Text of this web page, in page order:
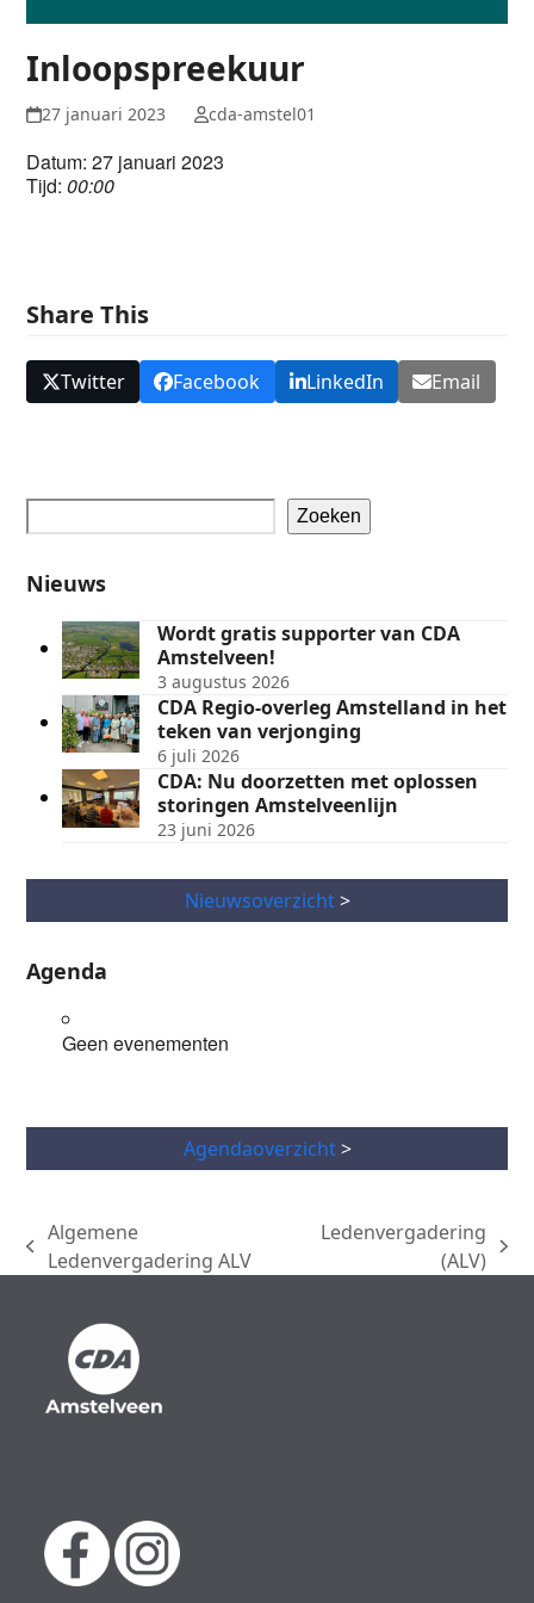
Inloopspreekuur
27 januari 2023 cda-amstel01
Datum: 27 januari 2023
Tijd:00:00
Share This
Twitter Facebook LinkedIn Email
Zoeken
Nieuws
Wordt gratis supporter van CDA
Amstelveen!
3 augustus 2026
CDA Regio-overleg Amstelland in het
teken van verjonging
6 juli 2026
CDA: Nu doorzetten met oplossen
storingen Amstelveenlijn
23 juni 2026
Nieuwsoverzicht>
Agenda
Geen evenementen
Agendaoverzicht>
previous
Algemene
Ledenvergadering ALV
Ledenvergadering
(ALV)